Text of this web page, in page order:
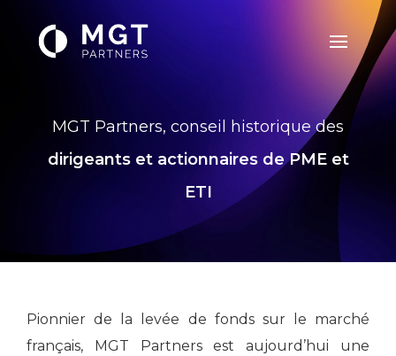
MGT Partners, conseil historique des
dirigeants et actionnaires de PME et
ETI
Pionnier de la levée de fonds sur le marché
français, MGT Partners est aujourd’hui une